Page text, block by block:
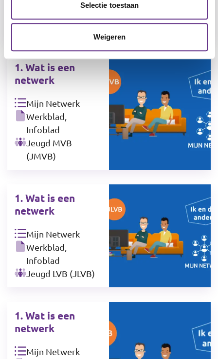
Selectie toestaan
Weigeren
beperkt (MVB)
1. Wat is een
netwerk
Mijn Netwerk
Werkblad,
Infoblad
Jeugd MVB
(JMVB)
1. Wat is een
netwerk
Mijn Netwerk
Werkblad,
Infoblad
Jeugd LVB (JLVB)
1. Wat is een
netwerk
Mijn Netwerk